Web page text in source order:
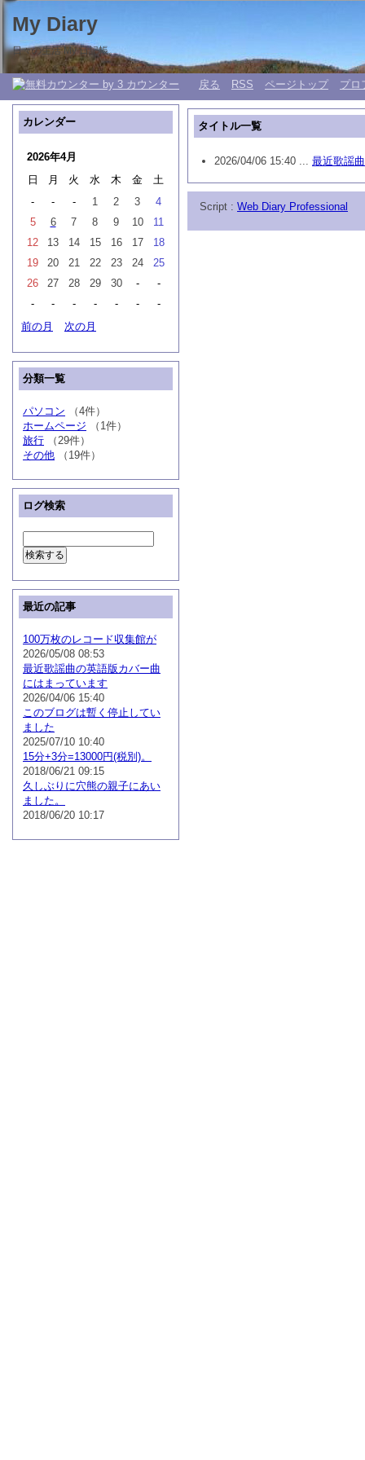
My Diary
日々の生活 My 日記帳。
戻る RSS ページトップ プロ
タイトル一覧
2026/04/06 15:40 ... 最近歌謡
カレンダー
2026年4月
日
月 火 水 木 金
土
-
- - 1 2 3
4
5
6 7 8 9 10
11
12
13 14 15 16 17
18
19
20 21 22 23 24
25
26
27 28 29 30 -
-
-
- - - - -
-
前の月
次の月
分類一覧
パソコン （4件）
ホームページ （1件）
旅行 （29件）
その他 （19件）
ログ検索
最近の記事
100万枚のレコード収集館が
2026/05/08 08:53
最近歌謡曲の英語版カバー曲
にはまっています
2026/04/06 15:40
このブログは暫く停止してい
ました
2025/07/10 10:40
15分+3分=13000円(税別)。
2018/06/21 09:15
久しぶりに穴熊の親子にあい
ました。
2018/06/20 10:17
Script : Web Diary Professional